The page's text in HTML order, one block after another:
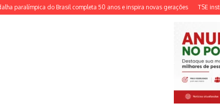
paralímpica do Brasil completa 50 anos e inspira novas gerações TSE institui